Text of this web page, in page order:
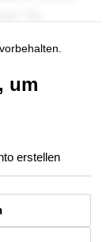
um
erstellen